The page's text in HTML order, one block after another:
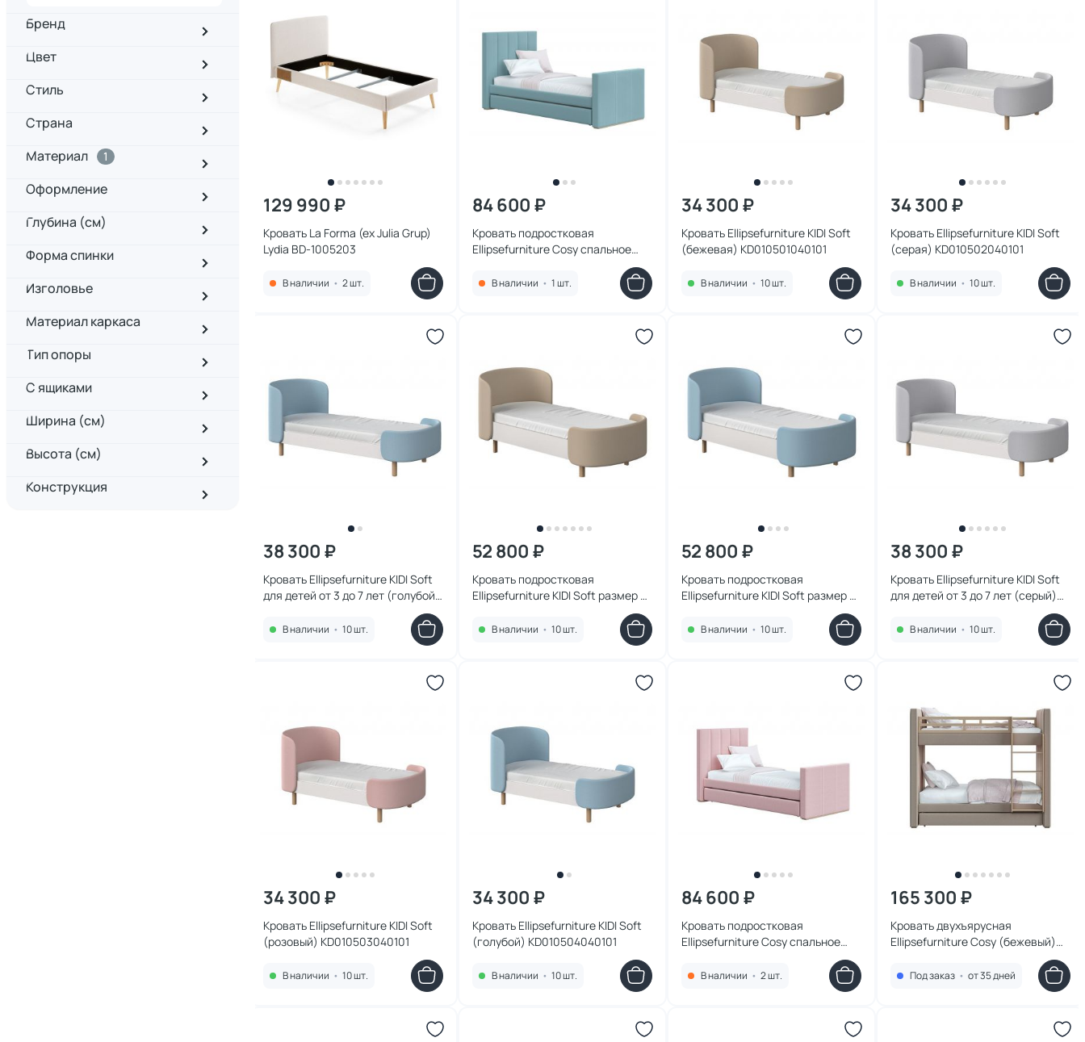
Бренд
Цвет
Стиль
Страна
Материал
1
Оформление
Глубина (см)
Форма спинки
Изголовье
Материал каркаса
Тип опоры
С ящиками
Ширина (см)
Высота (см)
Конструкция
129 990 ₽
Кровать La Forma (ex Julia Grup)
Lydia BD-1005203
В наличии • 2 шт.
84 600 ₽
Кровать подростковая
Ellipsefurniture Cosy спальное
место 90*200 см (бирюзовый)
KD010205010102
В наличии • 1 шт.
34 300 ₽
Кровать Ellipsefurniture KIDI Soft
(бежевая) KD010501040101
В наличии • 10 шт.
34 300 ₽
Кровать Ellipsefurniture KIDI Soft
(серая) KD010502040101
В наличии • 10 шт.
38 300 ₽
Кровать Ellipsefurniture KIDI Soft
для детей от 3 до 7 лет (голубой)
В наличии • 10 шт.
52 800 ₽
Кровать подростковая
Ellipsefurniture KIDI Soft размер М
В наличии • 10 шт.
52 800 ₽
Кровать подростковая
Ellipsefurniture KIDI Soft размер М
В наличии • 10 шт.
38 300 ₽
Кровать Ellipsefurniture KIDI Soft
для детей от 3 до 7 лет (серый)
В наличии • 10 шт.
34 300 ₽
Кровать Ellipsefurniture KIDI Soft
(розовый) KD010503040101
В наличии • 10 шт.
34 300 ₽
Кровать Ellipsefurniture KIDI Soft
(голубой) KD010504040101
В наличии • 10 шт.
84 600 ₽
Кровать подростковая
Ellipsefurniture Cosy спальное
KD010203010101
В наличии • 2 шт.
165 300 ₽
Кровать двухъярусная
Ellipsefurniture Cosy (бежевый)
Под заказ • от 35 дней